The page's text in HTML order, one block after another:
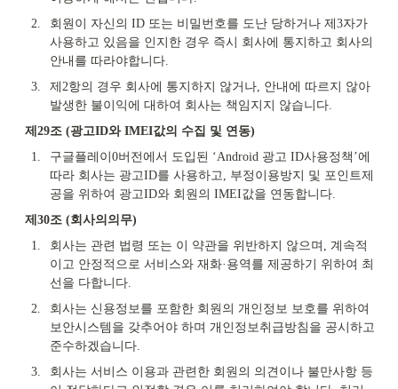
2.
회원이 자신의 ID 또는 비밀번호를 도난 당하거나 제3자가
사용하고 있음을 인지한 경우 즉시 회사에 통지하고 회사의
안내를 따라야합니다.
3.
제2항의 경우 회사에 통지하지 않거나, 안내에 따르지 않아
발생한 불이익에 대하여 회사는 책임지지 않습니다.
제29조 (광고ID와 IMEI값의 수집 및 연동)
1.
구글플레이0버전에서 도입된 ‘Android 광고 ID사용정책’에
따라 회사는 광고ID를 사용하고, 부정이용방지 및 포인트제
공을 위하여 광고ID와 회원의 IMEI값을 연동합니다.
제30조 (회사의의무)
1.
회사는 관련 법령 또는 이 약관을 위반하지 않으며, 계속적
이고 안정적으로 서비스와 재화·용역를 제공하기 위하여 최
선을 다합니다.
2.
회사는 신용정보를 포함한 회원의 개인정보 보호를 위하여
보안시스템을 갖추어야 하며 개인정보취급방침을 공시하고
준수하겠습니다.
3.
회사는 서비스 이용과 관련한 회원의 의견이나 불만사항 등